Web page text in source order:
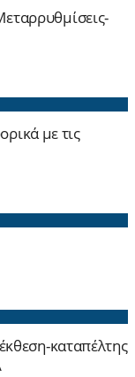
με τις
καταπέλτης